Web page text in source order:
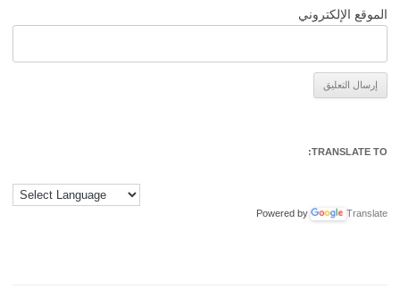
الموقع الإلكتروني
TRANSLATE TO:
Powered by Translate